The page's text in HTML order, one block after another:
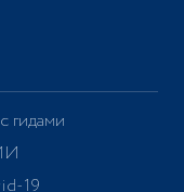
гидами
19